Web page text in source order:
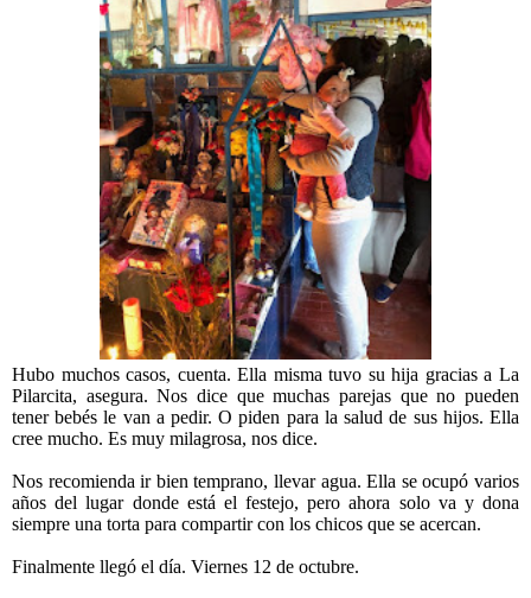
Hubo muchos casos, cuenta. Ella misma tuvo su hija gracias a La
Pilarcita, asegura. Nos dice que muchas parejas que no pueden
tener bebés le van a pedir. O piden para la salud de sus hijos. Ella
cree mucho. Es muy milagrosa, nos dice.
Nos recomienda ir bien temprano, llevar agua. Ella se ocupó varios
años del lugar donde está el festejo, pero ahora solo va y dona
siempre una torta para compartir con los chicos que se acercan.
Finalmente llegó el día. Viernes 12 de octubre.